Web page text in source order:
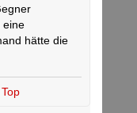
eine
hätte die